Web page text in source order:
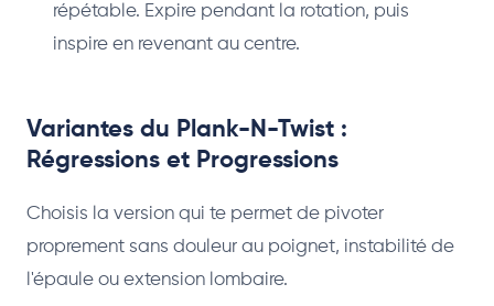
répétable. Expire pendant la rotation, puis
inspire en revenant au centre.
Variantes du Plank-N-Twist :
Régressions et Progressions
Choisis la version qui te permet de pivoter
proprement sans douleur au poignet, instabilité de
l'épaule ou extension lombaire.